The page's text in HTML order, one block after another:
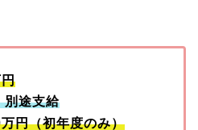
別途支給
円（初年度のみ）